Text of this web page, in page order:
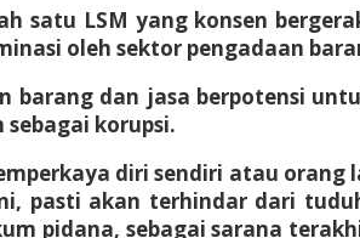
satu LSM yang konsen
oleh sektor pengadaan
barang dan jasa berpotensi
korupsi.
diri sendiri atau
pasti akan terhindar dari
pidana, sebagai sarana